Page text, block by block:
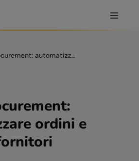
AI per procurement: automatizzare ordini e gestione fornitori
ordini e